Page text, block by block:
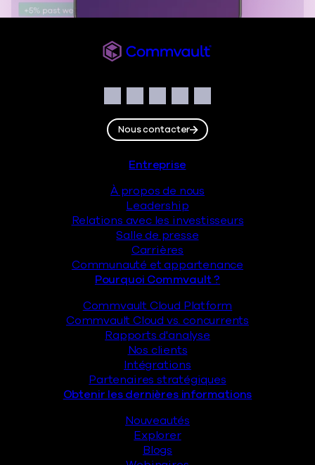
Facebook
Instagram
LinkedIn
TwitterYouTube
Nous contacter
Pied de page
Entreprise
À propos de nous
Leadership
Relations avec les investisseurs
Salle de presse
Carrières
Communauté et appartenance
Pourquoi Commvault ?
Commvault Cloud Platform
Commvault Cloud vs. concurrents
Rapports d'analyse
Nos clients
Intégrations
Partenaires stratégiques
Obtenir les dernières informations
Nouveautés
Explorer
Blogs